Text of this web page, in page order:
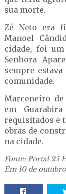
sua morte.
Zé Neto era
Manoel
cidade, foi
Senhora
sempre
comunidade.
Marceneiro
em
requisitados e
obras de
na cidade.
Fonte: Portal 25
Em 10 de